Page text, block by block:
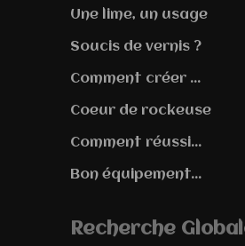
Une lime, un usage
Soucis de vernis ?
Comment créer ...
Coeur de rockeuse
Comment réussi...
Bon équipement...
Recherche